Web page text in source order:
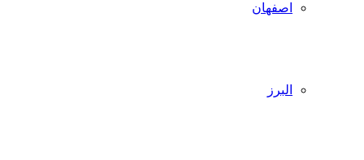
اصفهان
البرز